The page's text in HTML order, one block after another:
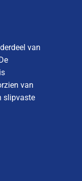
van
van
slipvaste